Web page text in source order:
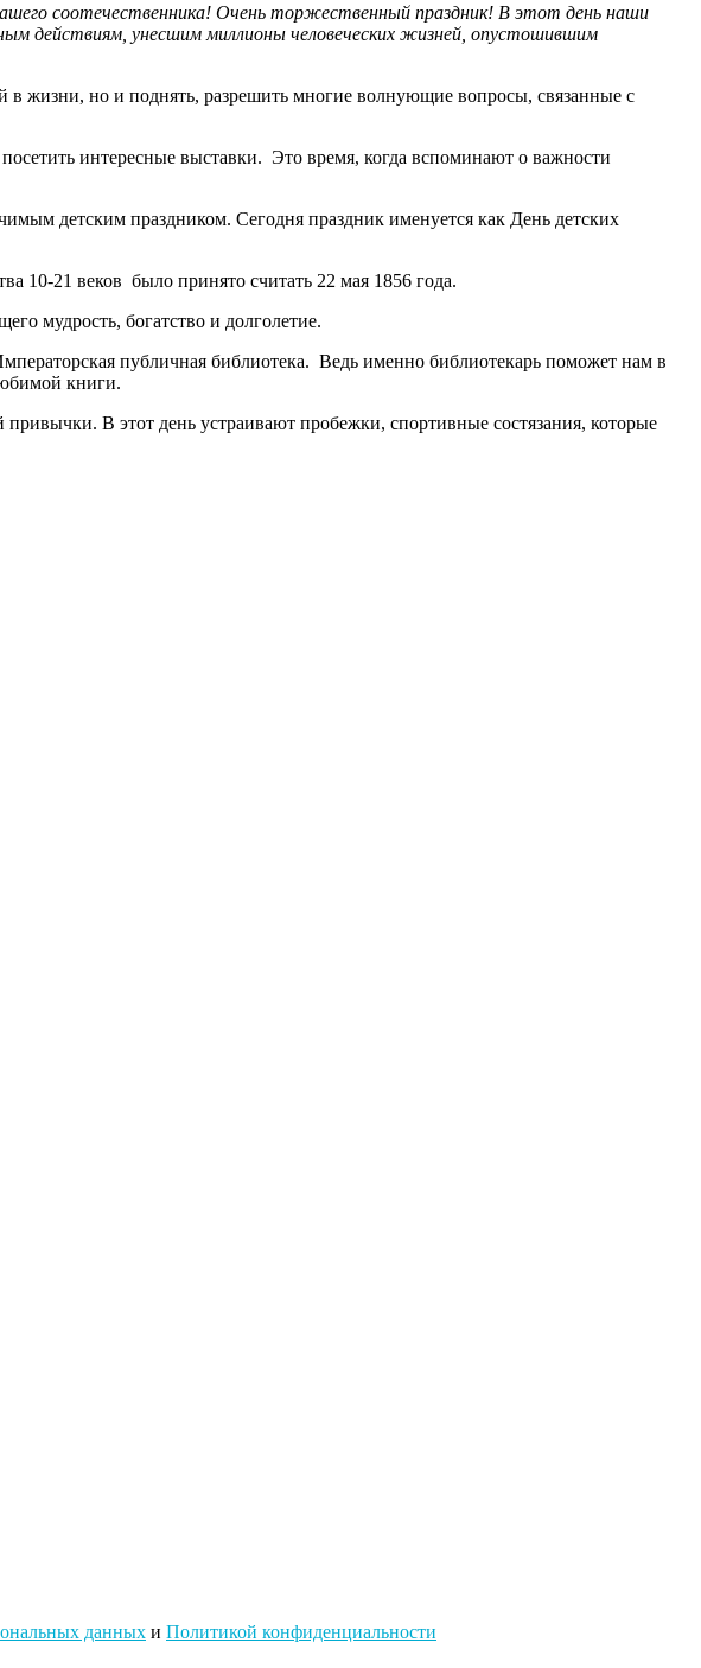
соотечественника! Очень торжественный праздник! В этот день наши
действиям, унесшим миллионы человеческих жизней, опустошившим
жизни, но и поднять, разрешить многие волнующие вопросы, связанные с
интересные выставки. Это время, когда вспоминают о важности
детским праздником. Сегодня праздник именуется как День детских
10-21 веков было принято считать 22 мая 1856 года.
мудрость, богатство и долголетие.
публичная библиотека. Ведь именно библиотекарь поможет нам в
книги.
В этот день устраивают пробежки, спортивные состязания, которые
данных и Политикой конфиденциальности